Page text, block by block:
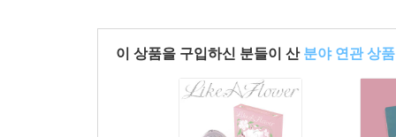
이 상품을 구입하신 분들이 산 분야 연관 상품